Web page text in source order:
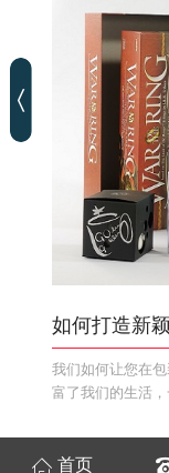
我们如何让您在
富了我们的生活
首页